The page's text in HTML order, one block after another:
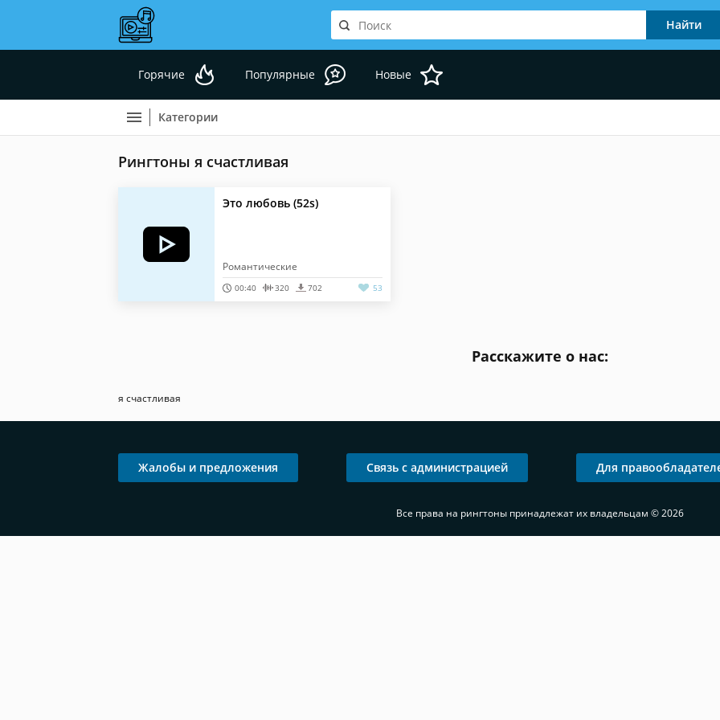
Горячие Популярные Новые
Категории
Рингтоны я счастливая
Это любовь (52s)
Романтические
00:40 320 702 53
Расскажите о нас:
я счастливая
Жалобы и предложения Связь с администрацией Для
Все права на рингтоны принадлежат их владельцам © 2026